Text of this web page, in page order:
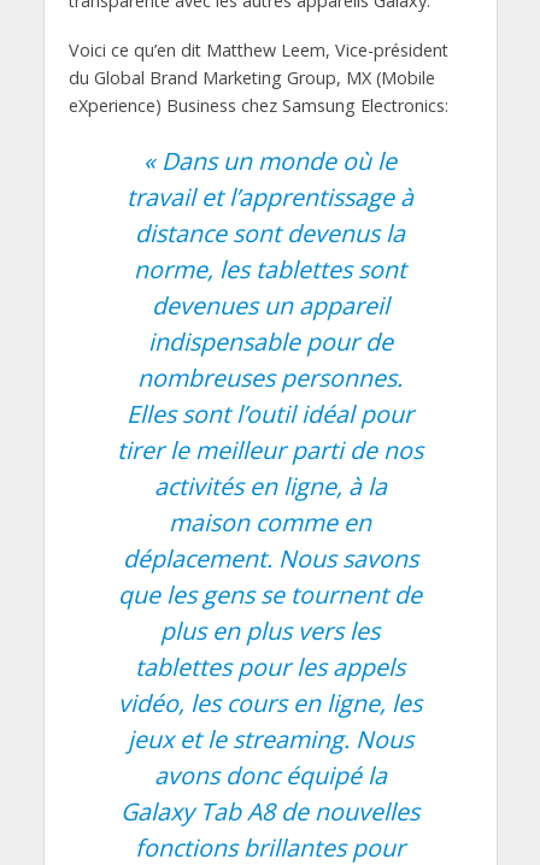
Voici ce qu’en dit Matthew Leem, Vice-président
du Global Brand Marketing Group, MX (Mobile
eXperience) Business chez Samsung Electronics:
« Dans un monde où le
travail et l’apprentissage à
distance sont devenus la
norme, les tablettes sont
devenues un appareil
indispensable pour de
nombreuses personnes.
Elles sont l’outil idéal pour
tirer le meilleur parti de nos
activités en ligne, à la
maison comme en
déplacement. Nous savons
que les gens se tournent de
plus en plus vers les
tablettes pour les appels
vidéo, les cours en ligne, les
jeux et le streaming. Nous
avons donc équipé la
Galaxy Tab A8 de nouvelles
fonctions brillantes pour